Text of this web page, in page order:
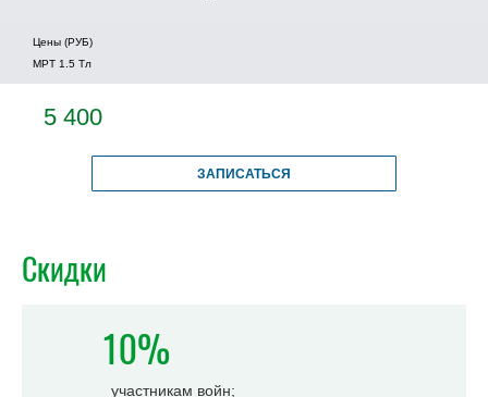
Цены (РУБ)
МРТ 1.5 Tл
5 400
ЗАПИСАТЬСЯ
Скидки
10%
участникам войн;